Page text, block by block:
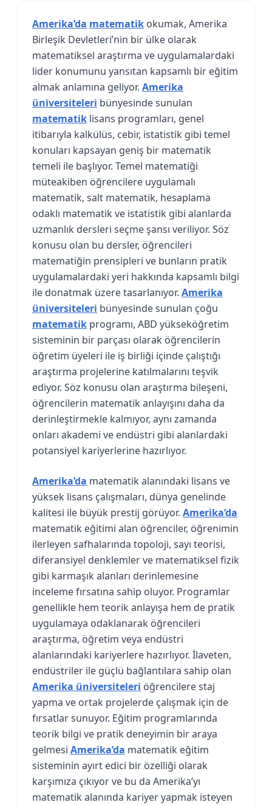
Amerika’da matematik okumak, Amerika
Birleşik Devletleri’nin bir ülke olarak
matematiksel araştırma ve uygulamalardaki
lider konumunu yansıtan kapsamlı bir eğitim
almak anlamına geliyor. Amerika
üniversiteleri bünyesinde sunulan
matematik lisans programları, genel
itibarıyla kalkülüs, cebir, istatistik gibi temel
konuları kapsayan geniş bir matematik
temeli ile başlıyor. Temel matematiği
müteakiben öğrencilere uygulamalı
matematik, salt matematik, hesaplama
odaklı matematik ve istatistik gibi alanlarda
uzmanlık dersleri seçme şansı veriliyor. Söz
konusu olan bu dersler, öğrencileri
matematiğin prensipleri ve bunların pratik
uygulamalardaki yeri hakkında kapsamlı bilgi
ile donatmak üzere tasarlanıyor. Amerika
üniversiteleri bünyesinde sunulan çoğu
matematik programı, ABD yükseköğretim
sisteminin bir parçası olarak öğrencilerin
öğretim üyeleri ile iş birliği içinde çalıştığı
araştırma projelerine katılmalarını teşvik
ediyor. Söz konusu olan araştırma bileşeni,
öğrencilerin matematik anlayışını daha da
derinleştirmekle kalmıyor, aynı zamanda
onları akademi ve endüstri gibi alanlardaki
potansiyel kariyerlerine hazırlıyor.
Amerika’da matematik alanındaki lisans ve
yüksek lisans çalışmaları, dünya genelinde
kalitesi ile büyük prestij görüyor. Amerika’da
matematik eğitimi alan öğrenciler, öğrenimin
ilerleyen safhalarında topoloji, sayı teorisi,
diferansiyel denklemler ve matematiksel fizik
gibi karmaşık alanları derinlemesine
inceleme fırsatına sahip oluyor. Programlar
genellikle hem teorik anlayışa hem de pratik
uygulamaya odaklanarak öğrencileri
araştırma, öğretim veya endüstri
alanlarındaki kariyerlere hazırlıyor. İlaveten,
endüstriler ile güçlü bağlantılara sahip olan
Amerika üniversiteleri öğrencilere staj
yapma ve ortak projelerde çalışmak için de
fırsatlar sunuyor. Eğitim programlarında
teorik bilgi ve pratik deneyimin bir araya
gelmesi Amerika’da matematik eğitim
sisteminin ayırt edici bir özelliği olarak
karşımıza çıkıyor ve bu da Amerika’yı
matematik alanında kariyer yapmak isteyen